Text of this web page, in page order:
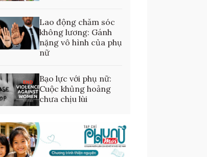
Lao động chăm sóc
không lương: Gánh
nặng vô hình của phụ
nữ
Bạo lực với phụ nữ:
Cuộc khủng hoảng
chưa chịu lùi